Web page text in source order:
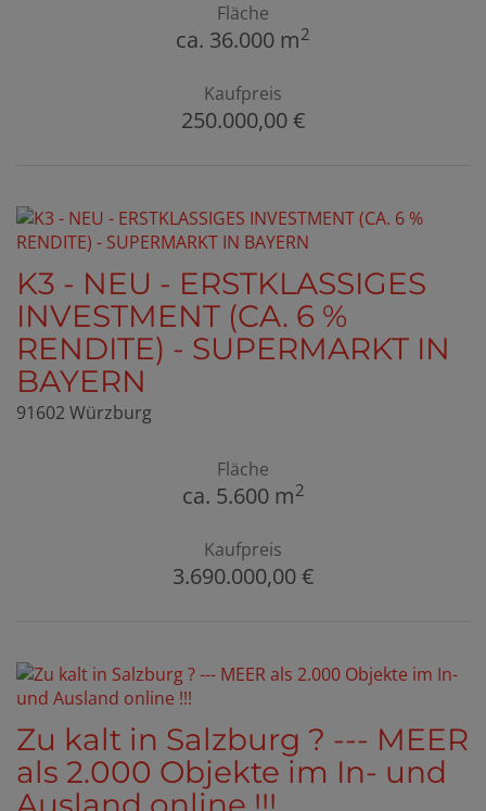
Fläche
ca. 36.000 m2
Kaufpreis
250.000,00 €
K3 - NEU - ERSTKLASSIGES
INVESTMENT (CA. 6 %
RENDITE) - SUPERMARKT IN
BAYERN
91602 Würzburg
Fläche
ca. 5.600 m2
Kaufpreis
3.690.000,00 €
Zu kalt in Salzburg ? --- MEER
als 2.000 Objekte im In- und